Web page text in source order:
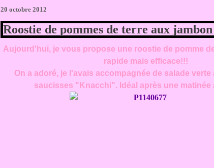
20 octobre 2012
Roostie de pommes de terre aux jambon
Aujourd'hui, je vous propose une roostie de pomme
rapide mais efficace!!!
On a adoré, je l'avais accompagnée de salade verte
saucisses "Knacchi". Idéal après une matinée